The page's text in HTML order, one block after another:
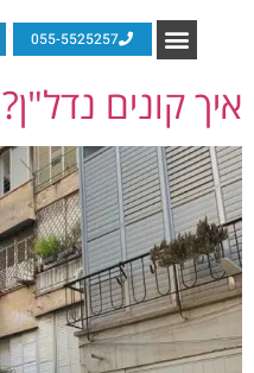
055-5525257
איך קונים נדל"ן?